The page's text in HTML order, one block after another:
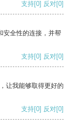
支持[0] 反对[0]
安全性的连接，并帮
支持[0] 反对[0]
让我能够取得更好的
支持[0] 反对[0]